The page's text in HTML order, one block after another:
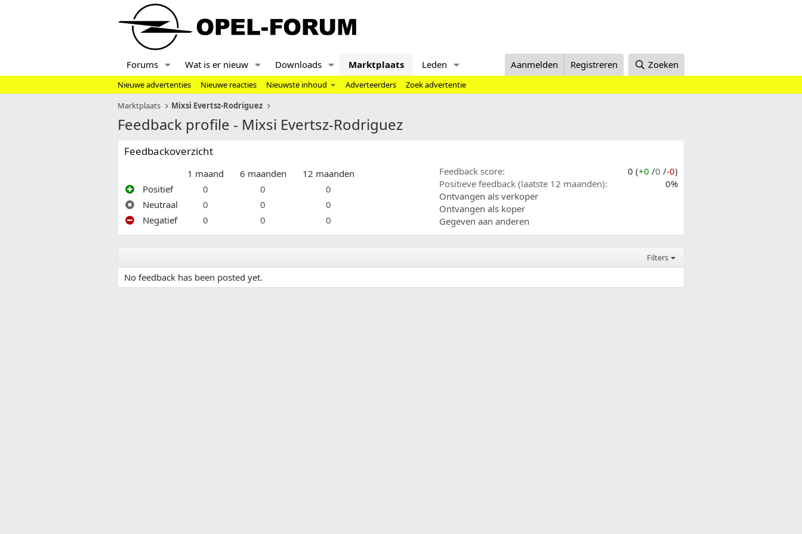
Forums Wat is er nieuw Downloads Marktplaats Leden Aanmelden Registreren Zoeken
Nieuwe advertenties Nieuwe reacties Nieuwste inhoud Adverteerders
Zoek advertentie
Marktplaats
Mixsi Evertsz-Rodriguez
Feedback profile - Mixsi Evertsz-Rodriguez
Feedbackoverzicht
1 maand 6 maanden
12 maanden
Positief
0 0
0
Neutraal
0 0
0
Negatief
0 0 0
Feedback score 0 (+0 /0 /-0)
Positieve feedback (laatste 12 maanden)
0%
Ontvangen als verkoper
Ontvangen als koper
Gegeven aan anderen
Filters
No feedback has been posted yet.